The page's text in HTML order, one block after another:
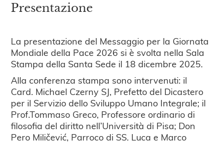
Presentazione
La presentazione del Messaggio per la Giornata
Mondiale della Pace 2026 si è svolta nella Sala
Stampa della Santa Sede il 18 dicembre 2025.
Alla conferenza stampa sono intervenuti: il
Card. Michael Czerny SJ, Prefetto del Dicastero
per il Servizio dello Sviluppo Umano Integrale; il
Prof.Tommaso Greco, Professore ordinario di
filosofia del diritto nell’Università di Pisa; Don
Pero Miličević, Parroco di SS. Luca e Marco